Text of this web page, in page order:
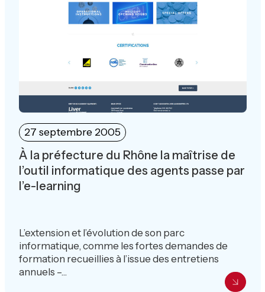
27 septembre 2005
À la préfecture du Rhône la maîtrise de
l’outil informatique des agents passe par
l’e-learning
L’extension et l’évolution de son parc
informatique, comme les fortes demandes de
formation recueillies à l’issue des entretiens
annuels –...